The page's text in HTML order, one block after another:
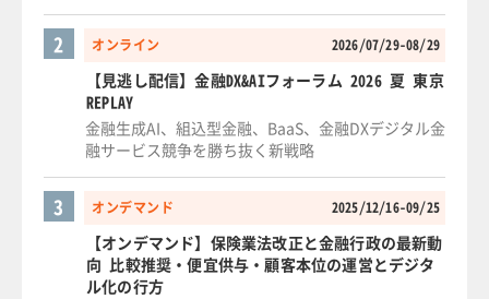
オンライン 2026/07/29-08/29
2
【見逃し配信】金融DX&AIフォーラム 2026 夏 東京
REPLAY
金融生成AI、組込型金融、BaaS、金融DXデジタル金
融サービス競争を勝ち抜く新戦略
オンデマンド 2025/12/16-09/25
3
【オンデマンド】保険業法改正と金融行政の最新動
向 比較推奨・便宜供与・顧客本位の運営とデジタ
ル化の行方